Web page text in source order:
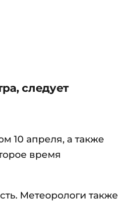
следует
10 апреля, а также
время
Метеорологи также